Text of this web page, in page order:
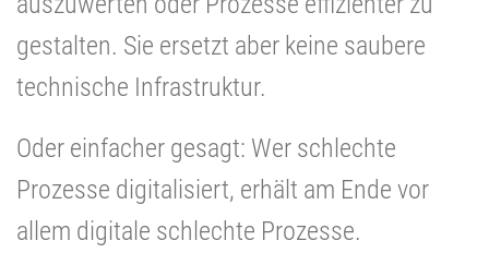
gestalten. Sie ersetzt aber keine saubere
technische Infrastruktur.
Oder einfacher gesagt: Wer schlechte
Prozesse digitalisiert, erhält am Ende vor
allem digitale schlechte Prozesse.